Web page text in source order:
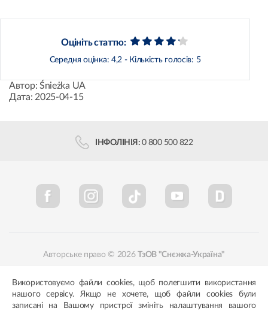
Оцініть статтю:
Середня оцінка: 4,2 - Кількість голосів: 5
Автор: Śnieżka UA
Дата: 2025-04-15
ІНФОЛІНІЯ: 0 800 500 822
Авторське право © 2026ТзОВ "Снєжка-Україна"
Політика конфіденційності Відповідність кольорів
Використовуємо файли cookies, щоб полегшити використання
нашого сервісу. Якщо не хочете, щоб файли cookies були
записані на Вашому пристрої змініть налаштування вашого